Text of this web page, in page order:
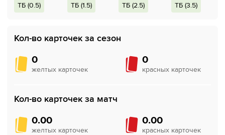
Кол-во карточек за сезон
0
желтых карточек
0
красных карточек
Кол-во карточек за матч
0.00
желтых карточек
0.00
красных карточек
ТБ (0.5) ТБ (1.5) ТБ (2.5) ТБ (3.5)